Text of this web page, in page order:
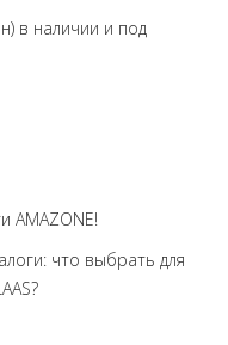
в наличии и под
AMAZONE!
что выбрать для